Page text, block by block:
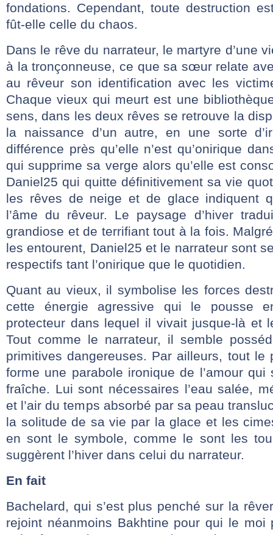
fondations. Cependant, toute destruction
fût-elle celle du chaos.
Dans le rêve du narrateur, le martyre d’une
à la tronçonneuse, ce que sa sœur relate
au rêveur son identification avec les
Chaque vieux qui meurt est une
sens, dans les deux rêves se retrouve la
la naissance d’un autre, en une sorte
différence près qu’elle n’est qu’onirique
qui supprime sa verge alors qu’elle est
Daniel25 qui quitte définitivement sa vie
les rêves de neige et de glace indiquent
l’âme du rêveur. Le paysage d’hiver
grandiose et de terrifiant tout à la fois.
les entourent, Daniel25 et le narrateur sont
respectifs tant l’onirique que le quotidien.
Quant au vieux, il symbolise les forces
cette énergie agressive qui le pousse
protecteur dans lequel il vivait jusque-là et
Tout comme le narrateur, il semble
primitives dangereuses. Par ailleurs, tout le
forme une parabole ironique de l’amour qui
fraîche. Lui sont nécessaires l’eau salée,
et l’air du temps absorbé par sa peau
la solitude de sa vie par la glace et les
en sont le symbole, comme le sont les
suggèrent l’hiver dans celui du narrateur.
En fait
Bachelard, qui s’est plus penché sur la
rejoint néanmoins Bakhtine pour qui le moi